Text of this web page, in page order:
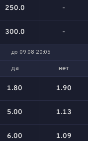
250.0 -
300.0 -
до 09.08 20:05
да нет
1.80 1.90
5.00 1.13
6.00 1.09